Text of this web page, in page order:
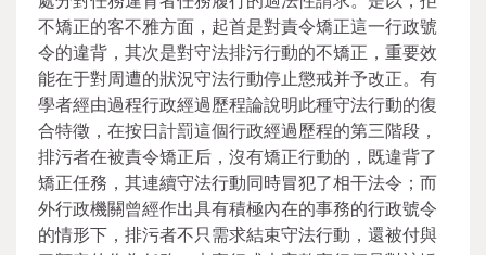
不矯正的客不雅方面，起首是對責令矯正這一行政號
令的違背，其次是對守法排污行動的不矯正，重要效
能在于對周遭的狀況守法行動停止懲戒并予改正。有
學者經由過程行政經過歷程論說明此種守法行動的復
合特徵，在按日計罰這個行政經過歷程的第三階段，
排污者在被責令矯正后，沒有矯正行動的，既違背了
矯正任務，其連續守法行動同時冒犯了相干法令；而
外行政機關曾經作出具有積極內在的事務的行政號令
的情形下，排污者不只需求結束守法行動，還被付與